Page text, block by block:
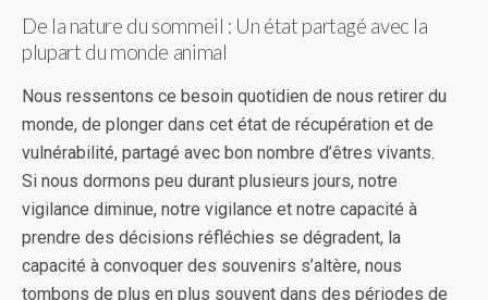
De la nature du sommeil : Un état partagé avec la
plupart du monde animal
Nous ressentons ce besoin quotidien de nous retirer du
monde, de plonger dans cet état de récupération et de
vulnérabilité, partagé avec bon nombre d’êtres vivants.
Si nous dormons peu durant plusieurs jours, notre
vigilance diminue, notre vigilance et notre capacité à
prendre des décisions réfléchies se dégradent, la
capacité à convoquer des souvenirs s’altère, nous
tombons de plus en plus souvent dans des périodes de